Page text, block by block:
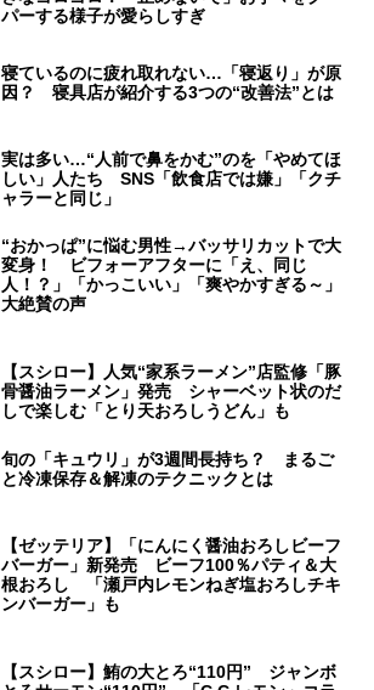
パーする様子が愛らしすぎ
寝ているのに疲れ取れない…「寝返り」が原
因？ 寝具店が紹介する3つの“改善法”とは
実は多い…“人前で鼻をかむ”のを「やめてほ
しい」人たち SNS「飲食店では嫌」「クチ
ャラーと同じ」
“おかっぱ”に悩む男性→バッサリカットで大
変身！ ビフォーアフターに「え、同じ
人！？」「かっこいい」「爽やかすぎる～」
大絶賛の声
【スシロー】人気“家系ラーメン”店監修「豚
骨醤油ラーメン」発売 シャーベット状のだ
しで楽しむ「とり天おろしうどん」も
旬の「キュウリ」が3週間長持ち？ まるご
と冷凍保存＆解凍のテクニックとは
【ゼッテリア】「にんにく醤油おろしビーフ
バーガー」新発売 ビーフ100％パティ＆大
根おろし 「瀬戸内レモンねぎ塩おろしチキ
ンバーガー」も
【スシロー】鮪の大とろ“110円” ジャンボ